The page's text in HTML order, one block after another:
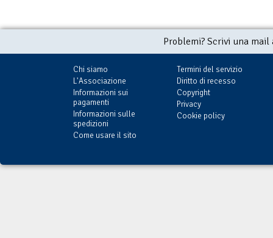
Problemi? Scrivi una
Chi siamo
L'Associazione
Informazioni sui
pagamenti
Informazioni sulle
spedizioni
Come usare il sito
Termini del servizio
Diritto di recesso
Copyright
Privacy
Cookie policy